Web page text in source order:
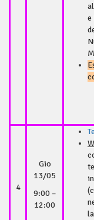
e
4
Gio
13/05
9:00 –
12:00